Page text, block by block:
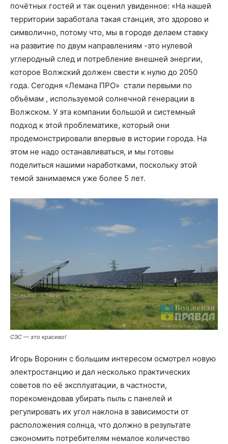
почётных гостей и так оценил увиденное: «На нашей
территории заработала такая станция, это здорово и
символично, потому что, мы в городе делаем ставку
на развитие по двум направлениям -это нулевой
углеродный след и потребление внешней энергии,
которое Волжский должен свести к нулю до 2050
года. Сегодня «Лемана ПРО» стали первыми по
объёмам , используемой солнечной генерации в
Волжском. У эта компании большой и системный
подход к этой проблематике, который они
продемонстрировали впервые в истории города. На
этом не надо останавливаться, и мы готовы
поделиться нашими наработками, поскольку этой
темой занимаемся уже более 5 лет.
СЭС — это красиво!
Игорь Воронин с большим интересом осмотрел новую
электростанцию и дал несколько практических
советов по её эксплуатации, в частности,
порекомендовав убирать пыль с панелей и
регулировать их угол наклона в зависимости от
расположения солнца, что должно в результате
сэкономить потребителям немалое количество